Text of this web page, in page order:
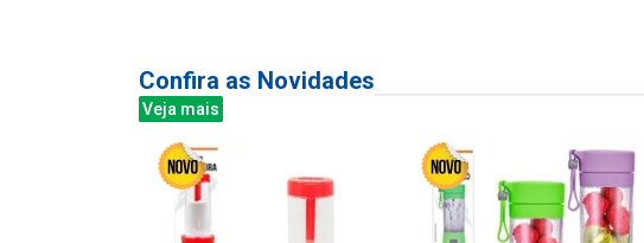
Confira as Novidades
Veja mais